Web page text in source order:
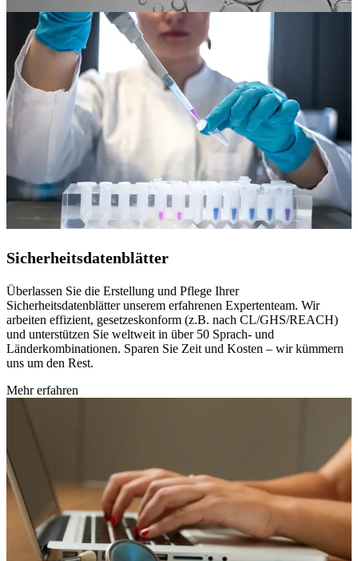
Sicherheitsdatenblätter
Überlassen Sie die Erstellung und Pflege Ihrer
Sicherheitsdatenblätter unserem erfahrenen Expertenteam. Wir
arbeiten effizient, gesetzeskonform (z.B. nach CL/GHS/REACH)
und unterstützen Sie weltweit in über 50 Sprach- und
Länderkombinationen. Sparen Sie Zeit und Kosten – wir kümmern
uns um den Rest.
Mehr erfahren